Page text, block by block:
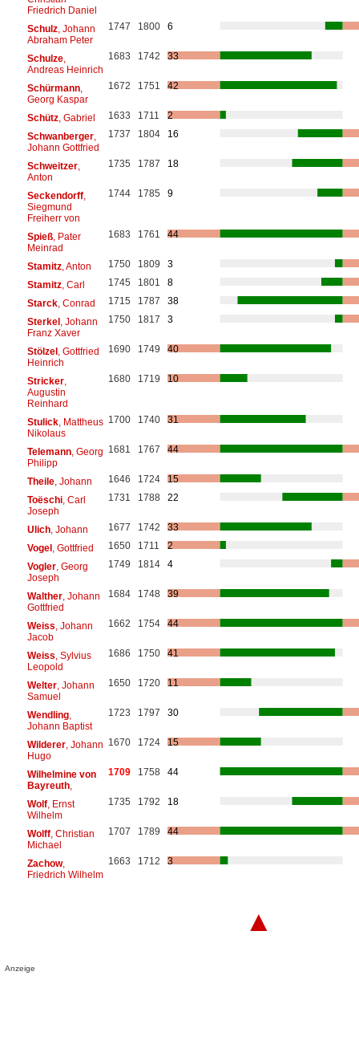
Friedrich Daniel
Schulz, Johann
Abraham Peter
1747 1800 6
Schulze,
Andreas Heinrich
1683 1742 33
Schürmann,
Georg Kaspar
1672 1751 42
Schütz, Gabriel 1633 1711
2
Schwanberger,
Johann Gottfried
1737 1804 16
Schweitzer,
Anton
1735 1787 18
Seckendorff,
Siegmund
Freiherr von
1744 1785 9
Spieß, Pater
Meinrad
1683 1761 44
Stamitz, Anton 1750 1809
3
Stamitz, Carl 1745 1801
8
Starck, Conrad 1715 1787
38
Sterkel, Johann
Franz Xaver
1750 1817 3
Stölzel, Gottfried
Heinrich
1690 1749 40
Stricker,
Augustin
Reinhard
1680 1719 10
Stulick, Mattheus
Nikolaus
1700 1740 31
Telemann, Georg
Philipp
1681 1767 44
Theile, Johann 1646 1724
15
Toëschi, Carl
Joseph
1731 1788 22
Ulich, Johann 1677 1742
33
Vogel, Gottfried 1650 1711
2
Vogler, Georg
Joseph
1749 1814 4
Walther, Johann
Gottfried
1684 1748 39
Weiss , Johann
Jacob
1662 1754 44
Weiss , Sylvius
Leopold
1686 1750 41
Welter, Johann
Samuel
1650 1720 11
Wendling,
Johann Baptist
1723 1797 30
Wilderer, Johann
Hugo
1670 1724 15
Wilhelmine von
Bayreuth,
1709 1758 44
Wolf, Ernst
Wilhelm
1735 1792 18
Wolff, Christian
Michael
1707 1789 44
Zachow,
Friedrich Wilhelm
1663 1712 3
▲
Anzeige